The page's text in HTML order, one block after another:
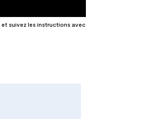
suivez les instructions avec